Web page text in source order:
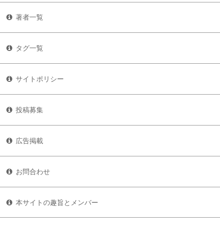
著者一覧
タグ一覧
サイトポリシー
投稿募集
広告掲載
お問合わせ
本サイトの趣旨とメンバー